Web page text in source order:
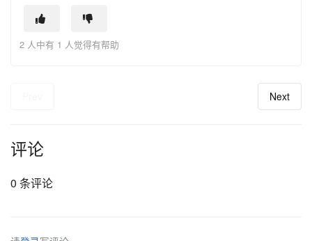
2 人中有 1 人觉得有帮助
Next
评论
0 条评论